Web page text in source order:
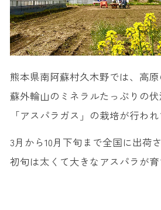
熊本県南阿蘇村久木野では、高
蘇外輪山のミネラルたっぷりの伏
「アスパラガス」の栽培が行われ
3月から10月下旬まで全国に出荷
初旬は太くて大きなアスパラが育